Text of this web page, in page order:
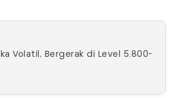
Volatil, Bergerak di Level 5.800-